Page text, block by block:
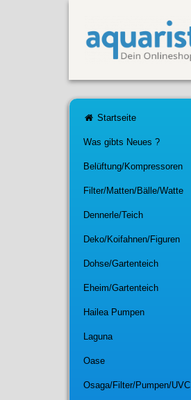
Startseite
Was gibts Neues ?
Belüftung/Kompressoren
Filter/Matten/Bälle/Watte
Dennerle/Teich
Deko/Koifahnen/Figuren
Dohse/Gartenteich
Eheim/Gartenteich
Hailea Pumpen
Laguna
Oase
Osaga/Filter/Pumpen/UVC